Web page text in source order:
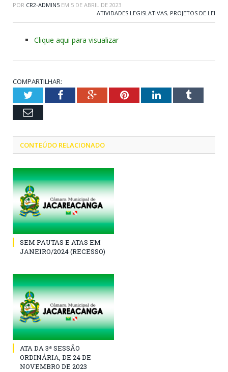
POR CR2-ADMIN5 EM 5 DE ABRIL DE 2023
ATIVIDADES LEGISLATIVAS, PROJETOS DE LEI
Clique aqui para visualizar
COMPARTILHAR:
TwitterFacebookGoogle+PinterestLinkedInTumblr
Email
CONTEÚDO RELACIONADO
SEM PAUTAS E ATAS EM
JANEIRO/2024 (RECESSO)
ATA DA 3ª SESSÃO
ORDINÁRIA, DE 24 DE
NOVEMBRO DE 2023